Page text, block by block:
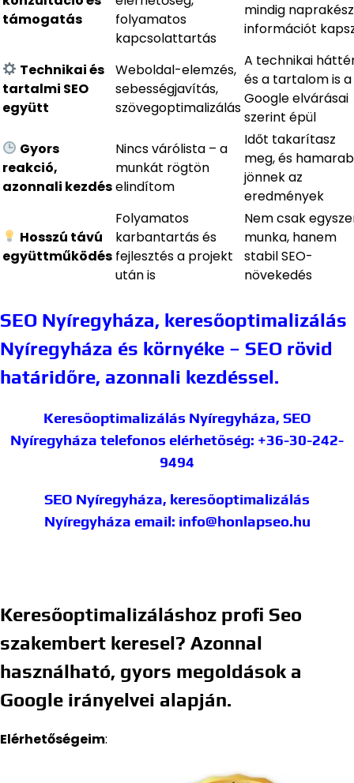
támogatás
folyamatos
kapcsolattartás
mindig naprakész
információt
Technikai és
tartalmi SEO
együtt
Weboldal-elemzés,
sebességjavítás,
szövegoptimalizálás
A technikai
és a tartalom is a
Google elvárásai
szerint épül
Gyors
reakció,
azonnali kezdés
Nincs várólista – a
munkát rögtön
elindítom
Időt takarítasz
meg, és
jönnek az
eredmények
Hosszú távú
együttműködés
Folyamatos
karbantartás és
fejlesztés a projekt
után is
Nem csak
munka, hanem
stabil SEO-
növekedés
SEO Nyíregyháza, keresőoptimalizálás
Nyíregyháza és környéke – SEO rövid
határidőre, azonnali kezdéssel.
Keresőoptimalizálás Nyíregyháza, SEO
Nyíregyháza telefonos elérhetőség: +36-30-242-
9494
SEO Nyíregyháza, keresőoptimalizálás
Nyíregyháza email: info@honlapseo.hu
Keresőoptimalizáláshoz profi Seo
szakembert keresel? Azonnal
használható, gyors megoldások a
Google irányelvei alapján.
Elérhetőségeim: